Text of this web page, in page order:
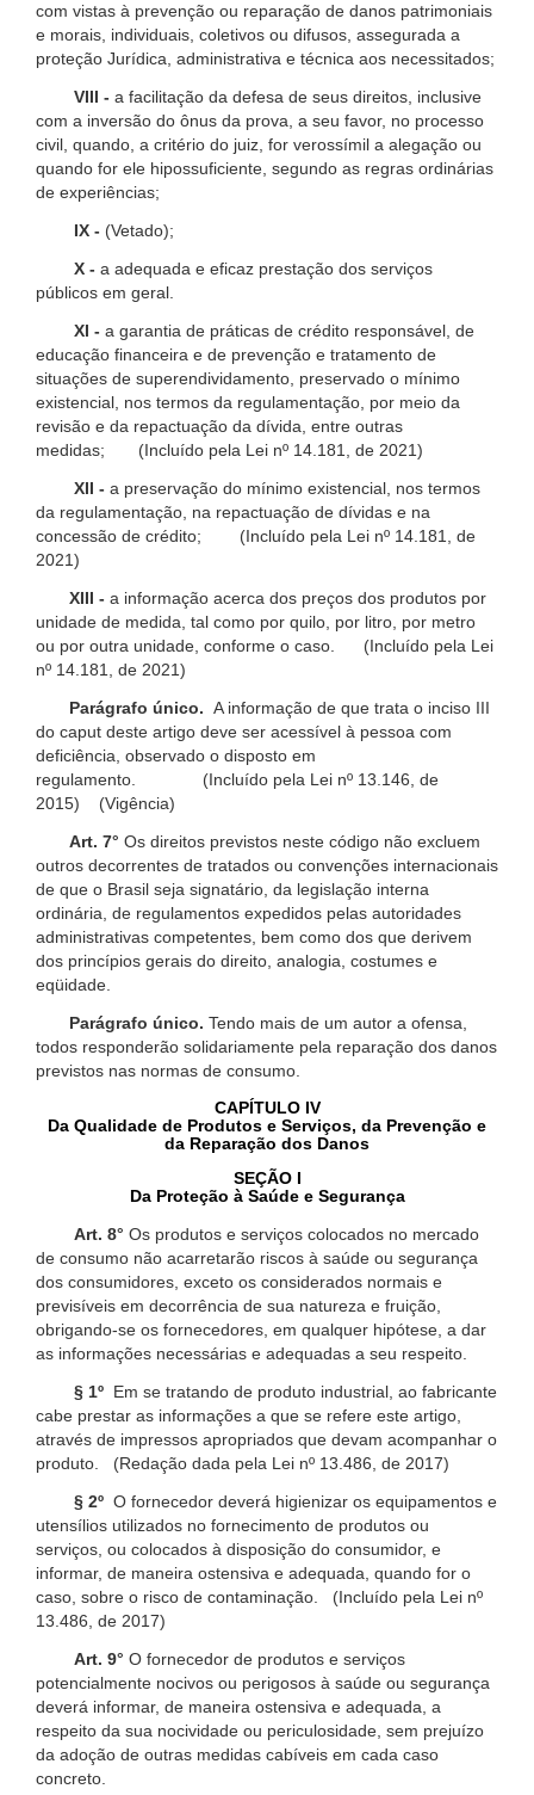
com vistas à prevenção ou reparação de danos patrimoniais
e morais, individuais, coletivos ou difusos, assegurada a
proteção Jurídica, administrativa e técnica aos necessitados;
VIII - a facilitação da defesa de seus direitos, inclusive
com a inversão do ônus da prova, a seu favor, no processo
civil, quando, a critério do juiz, for verossímil a alegação ou
quando for ele hipossuficiente, segundo as regras ordinárias
de experiências;
IX - (Vetado);
X - a adequada e eficaz prestação dos serviços
públicos em geral.
XI - a garantia de práticas de crédito responsável, de
educação financeira e de prevenção e tratamento de
situações de superendividamento, preservado o mínimo
existencial, nos termos da regulamentação, por meio da
revisão e da repactuação da dívida, entre outras
medidas; (Incluído pela Lei nº 14.181, de 2021)
XII - a preservação do mínimo existencial, nos termos
da regulamentação, na repactuação de dívidas e na
concessão de crédito; (Incluído pela Lei nº 14.181, de
2021)
XIII - a informação acerca dos preços dos produtos por
unidade de medida, tal como por quilo, por litro, por metro
ou por outra unidade, conforme o caso. (Incluído pela Lei
nº 14.181, de 2021)
Parágrafo único. A informação de que trata o inciso III
do caput deste artigo deve ser acessível à pessoa com
deficiência, observado o disposto em
regulamento. (Incluído pela Lei nº 13.146, de
2015) (Vigência)
Art. 7° Os direitos previstos neste código não excluem
outros decorrentes de tratados ou convenções internacionais
de que o Brasil seja signatário, da legislação interna
ordinária, de regulamentos expedidos pelas autoridades
administrativas competentes, bem como dos que derivem
dos princípios gerais do direito, analogia, costumes e
eqüidade.
Parágrafo único. Tendo mais de um autor a ofensa,
todos responderão solidariamente pela reparação dos danos
previstos nas normas de consumo.
CAPÍTULO IV
Da Qualidade de Produtos e Serviços, da Prevenção e
da Reparação dos Danos
SEÇÃO I
Da Proteção à Saúde e Segurança
Art. 8° Os produtos e serviços colocados no mercado
de consumo não acarretarão riscos à saúde ou segurança
dos consumidores, exceto os considerados normais e
previsíveis em decorrência de sua natureza e fruição,
obrigando-se os fornecedores, em qualquer hipótese, a dar
as informações necessárias e adequadas a seu respeito.
§ 1º Em se tratando de produto industrial, ao fabricante
cabe prestar as informações a que se refere este artigo,
através de impressos apropriados que devam acompanhar o
produto. (Redação dada pela Lei nº 13.486, de 2017)
§ 2º O fornecedor deverá higienizar os equipamentos e
utensílios utilizados no fornecimento de produtos ou
serviços, ou colocados à disposição do consumidor, e
informar, de maneira ostensiva e adequada, quando for o
caso, sobre o risco de contaminação. (Incluído pela Lei nº
13.486, de 2017)
Art. 9° O fornecedor de produtos e serviços
potencialmente nocivos ou perigosos à saúde ou segurança
deverá informar, de maneira ostensiva e adequada, a
respeito da sua nocividade ou periculosidade, sem prejuízo
da adoção de outras medidas cabíveis em cada caso
concreto.